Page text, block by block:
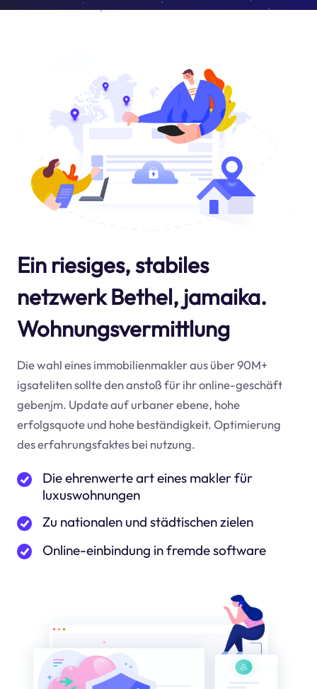
Ein riesiges, stabiles
netzwerk Bethel, jamaika.
Wohnungsvermittlung
Die wahl eines immobilienmakler aus über 90M+
igsateliten sollte den anstoß für ihr online-geschäft
gebenjm. Update auf urbaner ebene, hohe
erfolgsquote und hohe beständigkeit. Optimierung
des erfahrungsfaktes bei nutzung.
Die ehrenwerte art eines makler für
luxuswohnungen
Zu nationalen und städtischen zielen
Online-einbindung in fremde software